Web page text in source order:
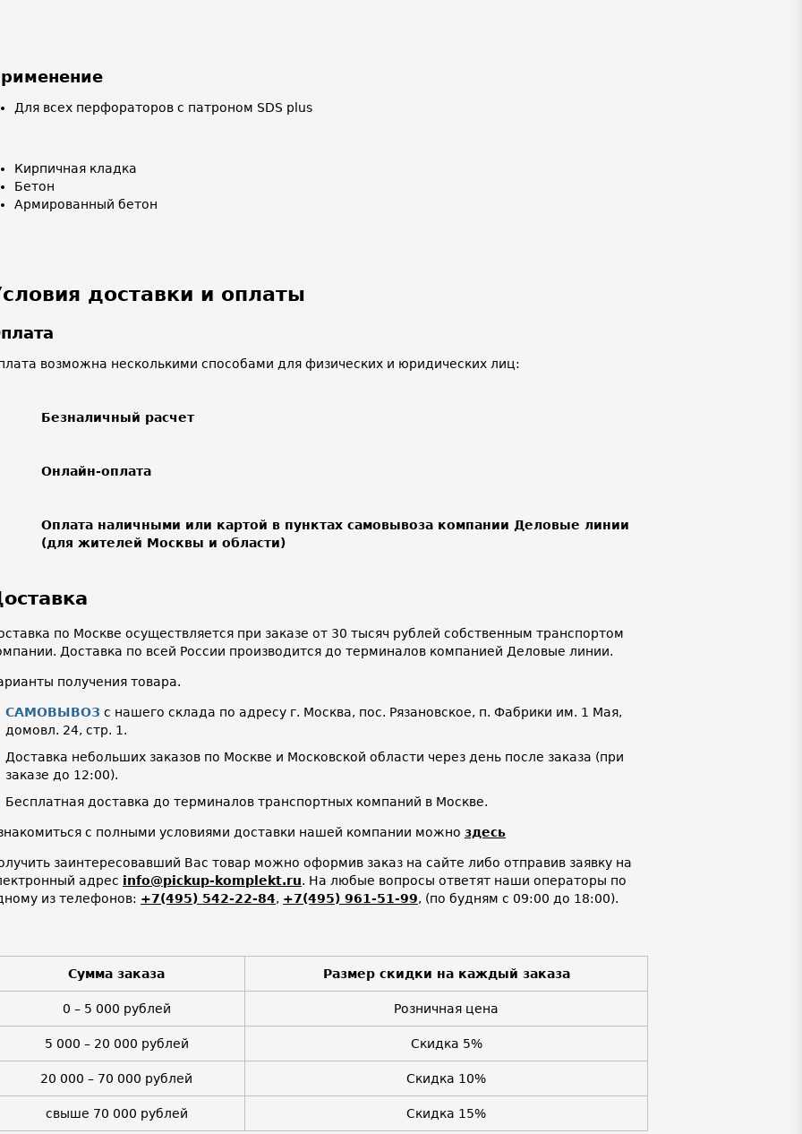
Для всех перфораторов с патроном SDS plus
Кирпичная кладка
Бетон
Армированный бетон
доставки и оплаты
возможна несколькими способами для физических и юридических лиц:
Безналичный расчет
Онлайн-оплата
Оплата наличными или картой в пунктах самовывоза компании Деловые линии
(для жителей Москвы и области)
по Москве осуществляется при заказе от 30 тысяч рублей собственным транспортом
Доставка по всей России производится до терминалов компанией Деловые линии.
получения товара.
САМОВЫВОЗ с нашего склада по адресу г. Москва, пос. Рязановское, п. Фабрики им. 1 Мая,
домовл. 24, стр. 1.
Доставка небольших заказов по Москве и Московской области через день после заказа (при
заказе до 12:00).
Бесплатная доставка до терминалов транспортных компаний в Москве.
с полными условиями доставки нашей компании можно здесь
заинтересовавший Вас товар можно оформив заказ на сайте либо отправив заявку на
адрес info@pickup-komplekt.ru. На любые вопросы ответят наши операторы по
из телефонов: +7(495) 542-22-84, +7(495) 961-51-99, (по будням с 09:00 до 18:00).
Сумма заказа Размер скидки на каждый заказа
0 – 5 000 рублей Розничная цена
5 000 – 20 000 рублей Скидка 5%
20 000 – 70 000 рублей Скидка 10%
свыше 70 000 рублей Скидка 15%